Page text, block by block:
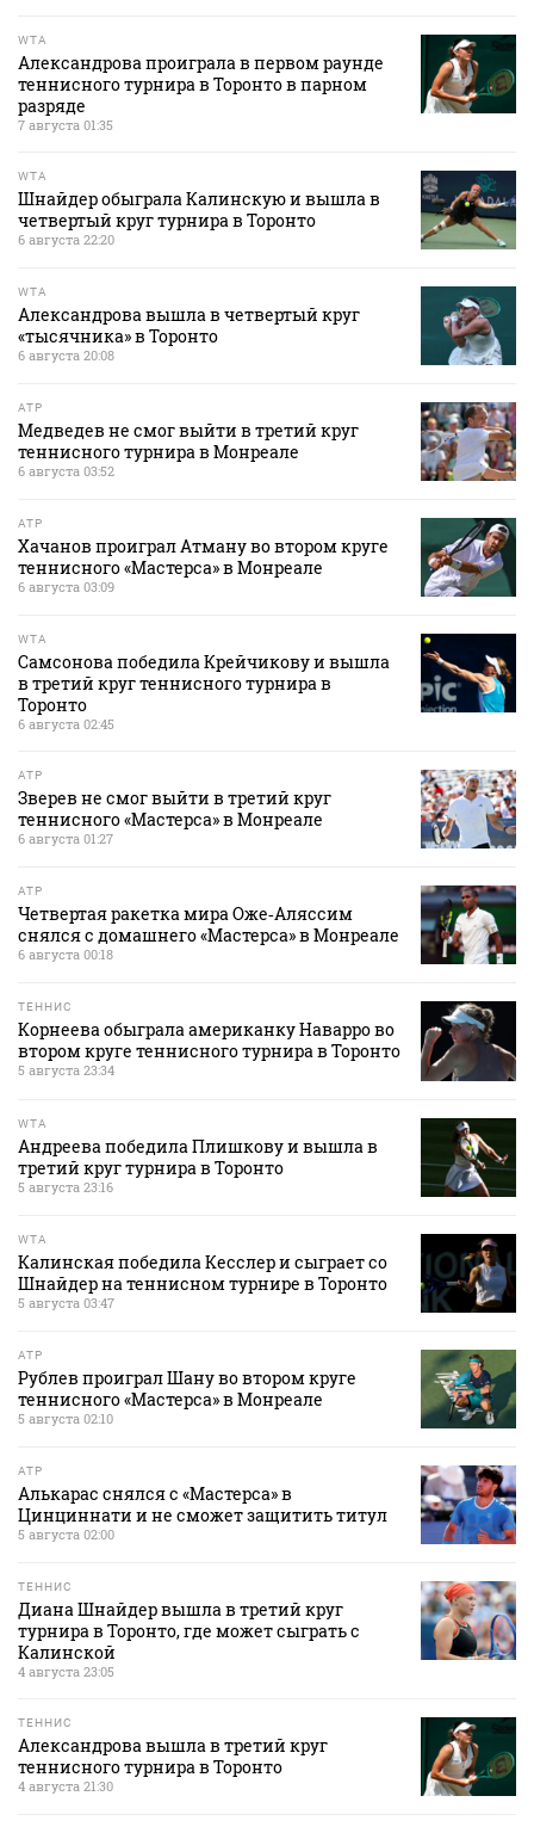
WTA
Александрова проиграла в первом раунде
теннисного турнира в Торонто в парном
разряде
7 августа 01:35
WTA
Шнайдер обыграла Калинскую и вышла в
четвертый круг турнира в Торонто
6 августа 22:20
WTA
Александрова вышла в четвертый круг
«тысячника» в Торонто
6 августа 20:08
ATP
Медведев не смог выйти в третий круг
теннисного турнира в Монреале
6 августа 03:52
ATP
Хачанов проиграл Атману во втором круге
теннисного «Мастерса» в Монреале
6 августа 03:09
WTA
Самсонова победила Крейчикову и вышла
в третий круг теннисного турнира в
Торонто
6 августа 02:45
ATP
Зверев не смог выйти в третий круг
теннисного «Мастерса» в Монреале
6 августа 01:27
ATP
Четвертая ракетка мира Оже‑Аляссим
снялся с домашнего «Мастерса» в Монреале
6 августа 00:18
ТЕННИС
Корнеева обыграла американку Наварро во
втором круге теннисного турнира в Торонто
5 августа 23:34
WTA
Андреева победила Плишкову и вышла в
третий круг турнира в Торонто
5 августа 23:16
WTA
Калинская победила Кесслер и сыграет со
Шнайдер на теннисном турнире в Торонто
5 августа 03:47
ATP
Рублев проиграл Шану во втором круге
теннисного «Мастерса» в Монреале
5 августа 02:10
ATP
Алькарас снялся с «Мастерса» в
Цинциннати и не сможет защитить титул
5 августа 02:00
ТЕННИС
Диана Шнайдер вышла в третий круг
турнира в Торонто, где может сыграть с
Калинской
4 августа 23:05
ТЕННИС
Александрова вышла в третий круг
теннисного турнира в Торонто
4 августа 21:30